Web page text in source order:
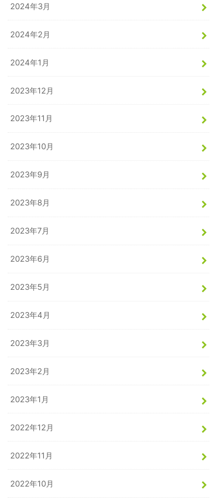
2024年3月
2024年2月
2024年1月
2023年12月
2023年11月
2023年10月
2023年9月
2023年8月
2023年7月
2023年6月
2023年5月
2023年4月
2023年3月
2023年2月
2023年1月
2022年12月
2022年11月
2022年10月